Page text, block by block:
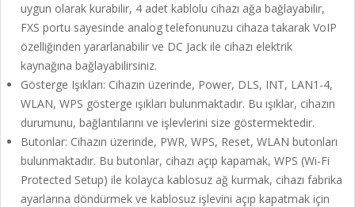
uygun olarak kurabilir, 4 adet kablolu cihazı ağa bağlayabilir,
FXS portu sayesinde analog telefonunuzu cihaza takarak VoIP
özelliğinden yararlanabilir ve DC Jack ile cihazı elektrik
kaynağına bağlayabilirsiniz.
Gösterge Işıkları: Cihazın üzerinde, Power, DLS, INT, LAN1-4,
WLAN, WPS gösterge ışıkları bulunmaktadır. Bu ışıklar, cihazın
durumunu, bağlantılarını ve işlevlerini size göstermektedir.
Butonlar: Cihazın üzerinde, PWR, WPS, Reset, WLAN butonları
bulunmaktadır. Bu butonlar, cihazı açıp kapamak, WPS (Wi-Fi
Protected Setup) ile kolayca kablosuz ağ kurmak, cihazı fabrika
ayarlarına döndürmek ve kablosuz işlevini açıp kapatmak için